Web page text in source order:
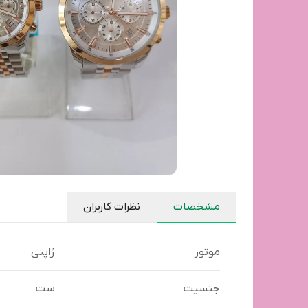
مشخصات نظرات کاربران
موتور ژاپنی
جنسیت ست